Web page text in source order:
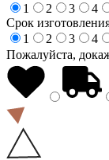
1
2 3 4
Срок
1
2 3 4
Пожалуйста,